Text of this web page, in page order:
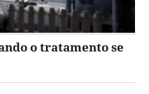
o tratamento se